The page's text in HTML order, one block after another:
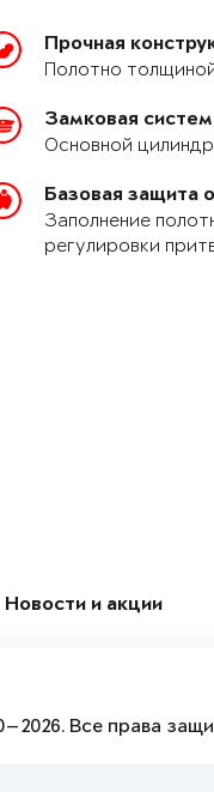
Прочная
Полотно
Замковая
Основной
Базовая защита
Заполнение
регулировки
Новости и акции
Все права